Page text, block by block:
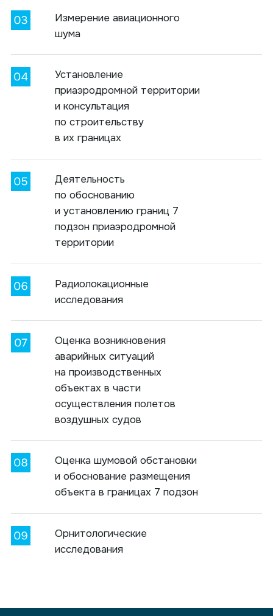
Установление
приаэродромной территории
и консультация
по строительству
в их границах
Измерение авиационного
шума
Деятельность
по обоснованию
и установлению границ 7
подзон приаэродромной
территории
Радиолокационные
исследования
Оценка шумовой обстановки
и обоснование размещения
объекта в границах 7 подзон
Орнитологические
исследования
Оценка возникновения
аварийных ситуаций
на производственных
объектах в части
осуществления полетов
воздушных судов